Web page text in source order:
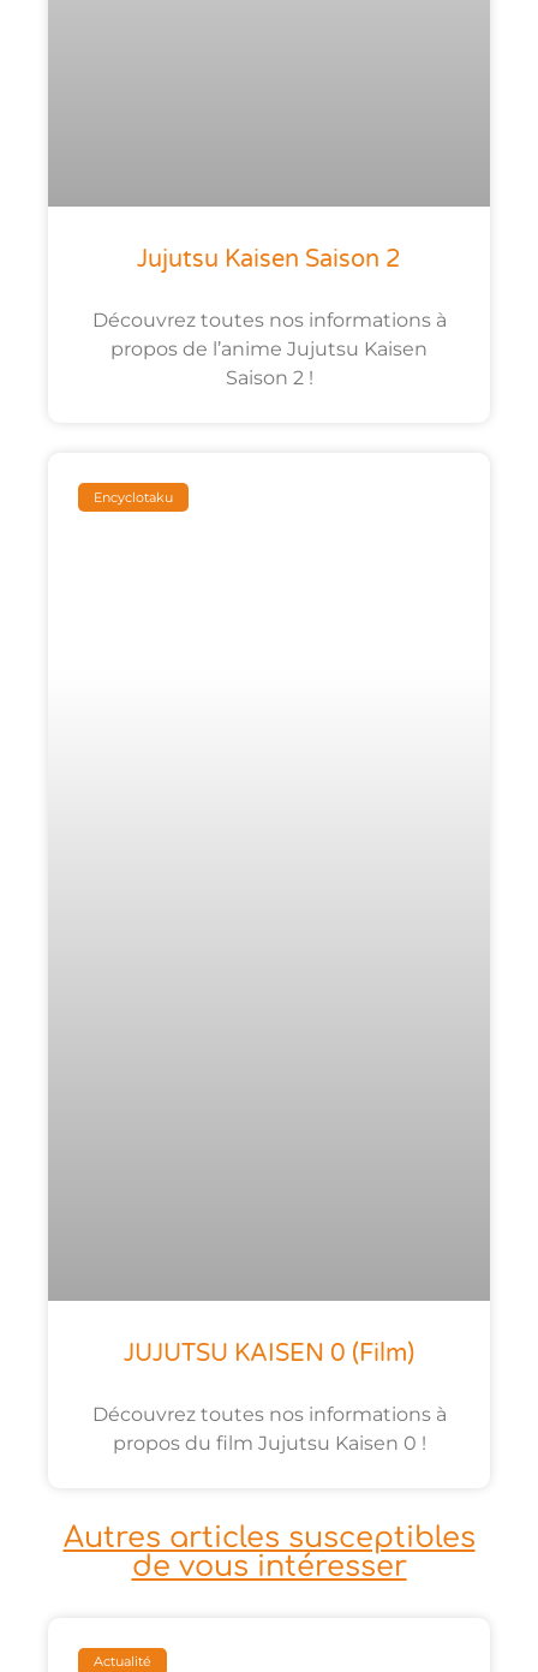
Jujutsu Kaisen Saison 2
Découvrez toutes nos informations à
propos de l’anime Jujutsu Kaisen
Saison 2 !
Encyclotaku
JUJUTSU KAISEN 0 (film)
Découvrez toutes nos informations à
propos du film Jujutsu Kaisen 0 !
Autres articles susceptibles
de vous intéresser
Actualité